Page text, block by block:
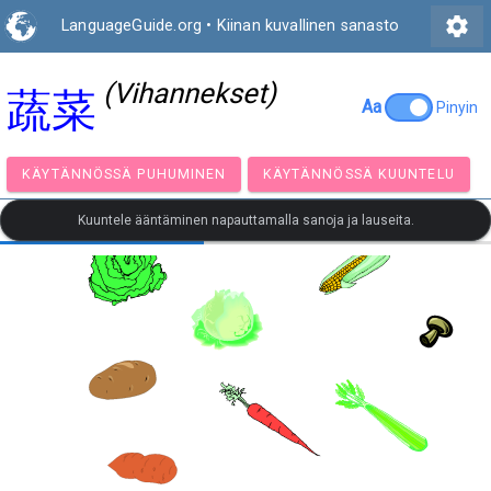
LanguageGuide.org • Kiinan kuvallinen sanasto settings
蔬菜 (Vihannekset) Aa Pinyin
KÄYTÄNNÖSSÄ PUHUMINEN KÄYTÄNNÖSSÄ
Kuuntele ääntäminen napauttamalla sanoja ja lauseita.